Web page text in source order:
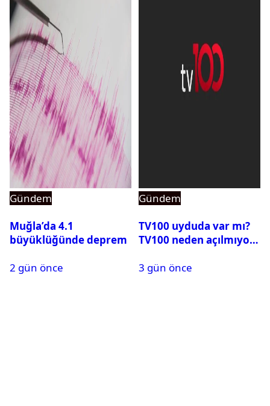
Gündem
Muğla’da 4.1
büyüklüğünde deprem
2 gün önce
Gündem
TV100 uyduda var mı?
TV100 neden açılmıyor?
3 gün önce